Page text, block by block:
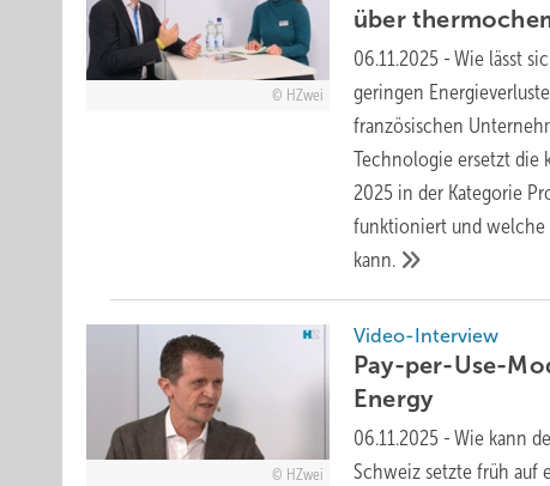
HZwei
über
06.11.2025 - Wie lässt
geringen
französischen
Technologie ersetzt die
2025 in der Kategorie
funktioniert und welche
kann.
HZwei
Video-Interview
Pay-per-Use-
Energy
06.11.2025 - Wie kann
Schweiz setzte früh auf